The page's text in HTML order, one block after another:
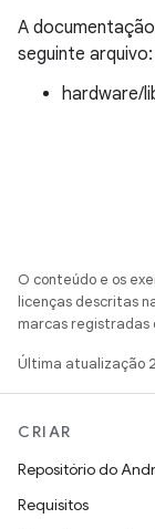
A
seguinte arquivo:
hardware/
O conteúdo e os
licenças descritas
marcas registradas
Última atualização
CRIAR
Repositório do
Requisitos